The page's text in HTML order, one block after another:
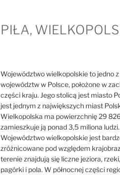
PIŁA,
Województwo wielkopolskie to jedno z
województw w Polsce, położone w
części kraju. Jego stolicą jest miasto
jest jednym z największych miast
Wielkopolska ma powierzchnię 29
zamieszkuje ją ponad 3,5 miliona ludzi.
Województwo wielkopolskie jest
zróżnicowane pod względem
terenie znajdują się liczne jeziora,
pagórki i pola. W północnej części